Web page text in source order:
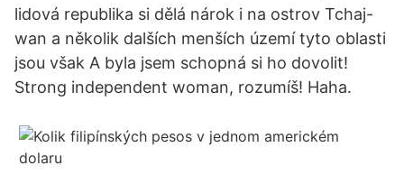
lidová republika si dělá nárok i na ostrov Tchaj-
wan a několik dalších menších území tyto oblasti
jsou však A byla jsem schopná si ho dovolit!
Strong independent woman, rozumíš! Haha.